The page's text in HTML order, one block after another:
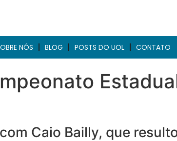
NÓS BLOG POSTS DO UOL CONTATO
Caio Bailly, que